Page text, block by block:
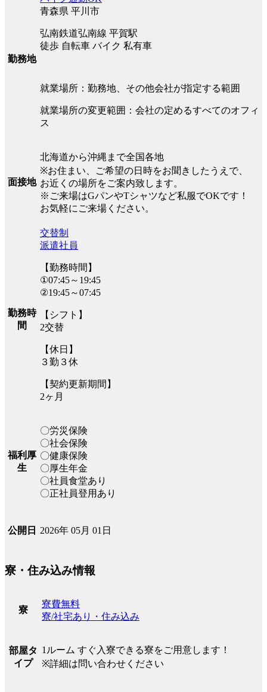
勤務地
青森県 平川市
弘南鉄道弘南線 平賀駅
徒歩 自転車 バイク 私有車
就業場所：勤務地、その他会社が指定する範囲
就業場所の変更範囲：会社の定めるすべてのオフィ
ス
面接地
北海道から沖縄まで全国各地
※お住まい、ご希望の日時をお聞きしたうえで、
お近くの場所をご案内致します。
※ご来場はGパンやTシャツなど私服でOKです！
お気軽にご来場ください。
勤務時
間
交替制
派遣社員
【勤務時間】
①07:45～19:45
②19:45～07:45
【シフト】
2交替
【休日】
３勤３休
【契約更新期間】
2ヶ月
福利厚
生
〇労災保険
〇社会保険
〇健康保険
〇厚生年金
〇社員食堂あり
〇正社員登用あり
公開日 2026年 05月 01日
寮・住み込み情報
寮
寮費無料
寮/社宅あり・住み込み
部屋タ
イプ
1ルーム すぐ入寮できる寮をご用意します！
※詳細は問い合わせください